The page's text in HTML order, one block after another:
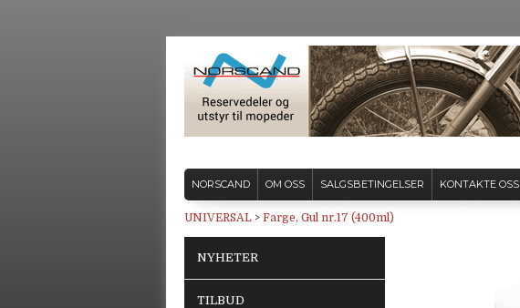
NORSCAND OM OSS SALGSBETINGELSER KONTAKTE OSS
UNIVERSAL > Farge, Gul nr.17 (400ml)
NYHETER
TILBUD